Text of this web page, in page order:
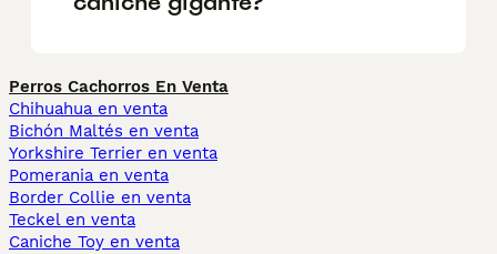
Perros Cachorros En Venta
Chihuahua en venta
Bichón Maltés en venta
Yorkshire Terrier en venta
Pomerania en venta
Border Collie en venta
Teckel en venta
Caniche Toy en venta